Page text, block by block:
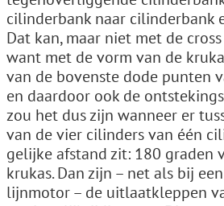
cilinderbank naar cilinderbank
Dat kan, maar niet met de
want met de vorm van de
van de bovenste dode punten
en daardoor ook de
zou het dus zijn wanneer er
van de vier cilinders van één
gelijke afstand zit: 180 graden
krukas. Dan zijn – net als bij
lijnmotor – de uitlaatkleppen